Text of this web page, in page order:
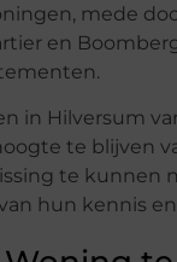
mede
en
in Hilversum
te blijven
te kunnen
hun kennis